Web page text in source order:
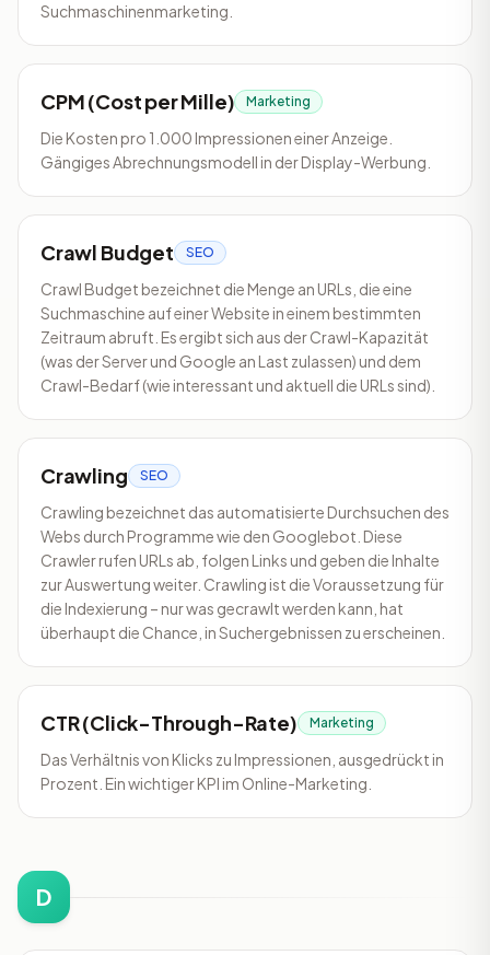
Suchmaschinenmarketing.
CPM (Cost per Mille) Marketing
Die Kosten pro 1.000 Impressionen einer Anzeige.
Gängiges Abrechnungsmodell in der Display-Werbung.
Crawl Budget SEO
Crawl Budget bezeichnet die Menge an URLs, die eine
Suchmaschine auf einer Website in einem bestimmten
Zeitraum abruft. Es ergibt sich aus der Crawl-Kapazität
(was der Server und Google an Last zulassen) und dem
Crawl-Bedarf (wie interessant und aktuell die URLs sind).
Crawling SEO
Crawling bezeichnet das automatisierte Durchsuchen des
Webs durch Programme wie den Googlebot. Diese
Crawler rufen URLs ab, folgen Links und geben die Inhalte
zur Auswertung weiter. Crawling ist die Voraussetzung für
die Indexierung – nur was gecrawlt werden kann, hat
überhaupt die Chance, in Suchergebnissen zu erscheinen.
CTR (Click-Through-Rate) Marketing
Das Verhältnis von Klicks zu Impressionen, ausgedrückt in
Prozent. Ein wichtiger KPI im Online-Marketing.
D